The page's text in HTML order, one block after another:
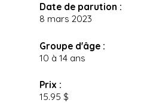
Date de parution :
8 mars 2023
Groupe d'âge :
10 à 14 ans
Prix :
15.95 $